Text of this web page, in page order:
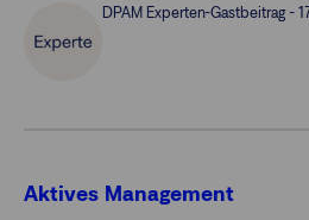
DPAM Experten-Gastbeitrag -
Aktives Management